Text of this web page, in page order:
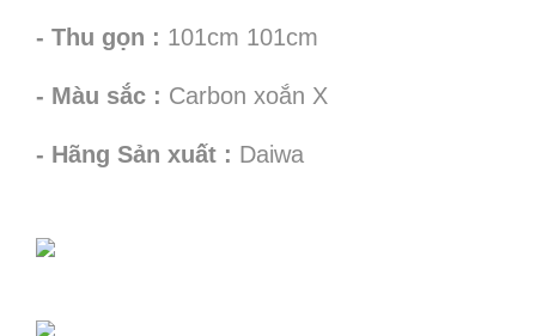
- Thu gọn : 101cm 101cm
- Màu sắc : Carbon xoắn X
- Hãng Sản xuất : Daiwa